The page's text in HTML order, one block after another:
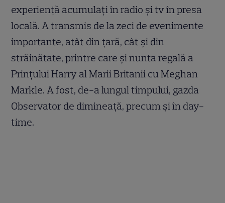
experienţă acumulaţi în radio şi tv în presa
locală. A transmis de la zeci de evenimente
importante, atât din ţară, cât şi din
străinătate, printre care şi nunta regală a
Prinţului Harry al Marii Britanii cu Meghan
Markle. A fost, de-a lungul timpului, gazda
Observator de dimineaţă, precum şi în day-
time.